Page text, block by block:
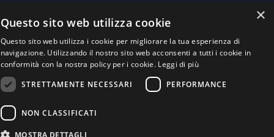
soc. Euro 900.000,00 i.v. | P.IVA 00123990228 |Whistleblowing
Codice Etico|Società Trasparente
Seguici su
×
Questo sito web utilizza cookie
Questo sito web utilizza i cookie per migliorare la tua esperienza di
navigazione. Utilizzando il nostro sito web acconsenti a tutti i cookie in
conformità con la nostra policy per i cookie. Leggi di più
STRETTAMENTE NECESSARI
PERFORMANCE
NON CLASSIFICATI
MOSTRA DETTAGLI